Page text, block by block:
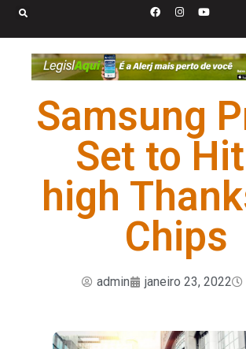
Samsung
Set to
high
Chips
admin janeiro 23, 2022